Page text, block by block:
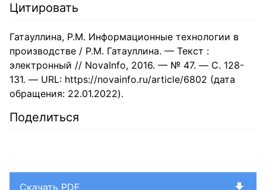
Цитировать
Гатауллина, Р.М. Информационные технологии в
производстве / Р.М. Гатауллина. — Текст :
электронный // NovaInfo, 2016. — № 47. — С. 128-
131. — URL: https://novainfo.ru/article/6802 (дата
обращения: 22.01.2022).
Поделиться
Скачать PDF